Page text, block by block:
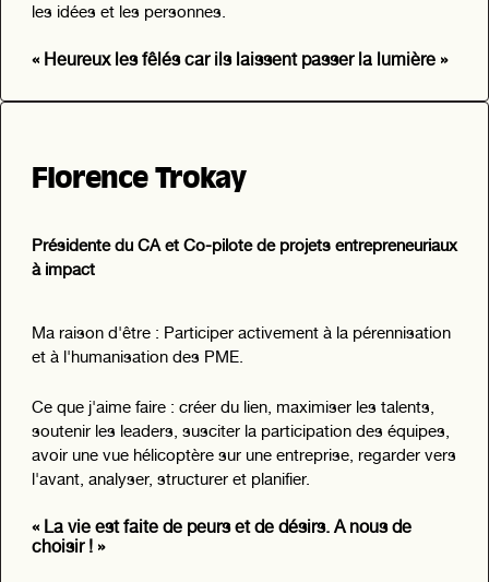
les idées et les personnes.
« Heureux les fêlés car ils laissent passer la lumière »
Florence Trokay
Présidente du CA et Co-pilote de projets entrepreneuriaux
à impact
Ma raison d'être : Participer activement à la pérennisation
et à l'humanisation des PME.
Ce que j'aime faire : créer du lien, maximiser les talents,
soutenir les leaders, susciter la participation des équipes,
avoir une vue hélicoptère sur une entreprise, regarder vers
l'avant, analyser, structurer et planifier.
« La vie est faite de peurs et de désirs. A nous de
choisir ! »